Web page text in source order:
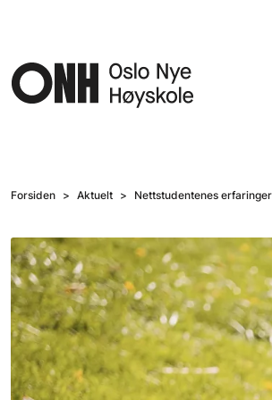
Forsiden Aktuelt Nettstudentenes